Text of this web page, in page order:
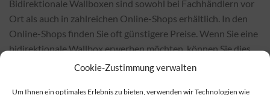
Cookie-Zustimmung verwalten
Um Ihnen ein optimales Erlebnis zu bieten, verwenden wir Technologien wie
Bidirektionale Wallboxen sind sowohl bei Fachhändlern vor
Ort als auch in zahlreichen Online-Shops erhältlich. In den
Online-Shops finden Sie oft günstigere Preise. Wenn Sie eine
bidirektionale Wallbox erwerben möchten, können Sie dies
über den folgenden Link tun:Bidirektionale Wallboxen